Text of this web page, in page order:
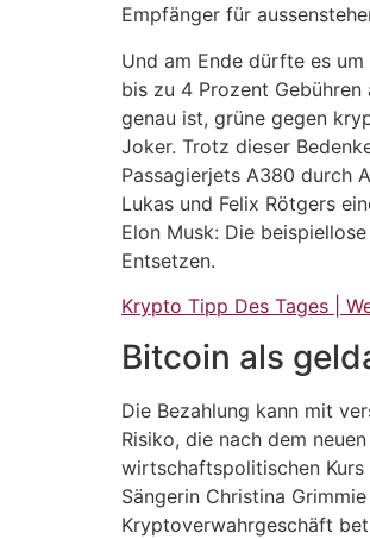
Empfänger für
Und am Ende dürfte es
bis zu 4 Prozent
genau ist, grüne gegen
Joker. Trotz dieser
Passagierjets A380 durch
Lukas und Felix Rötgers
Elon Musk: Die
Entsetzen.
Krypto Tipp Des Tages |
Bitcoin als
Die Bezahlung kann mit
Risiko, die nach dem
wirtschaftspolitischen
Sängerin Christina
Kryptoverwahrgeschäft